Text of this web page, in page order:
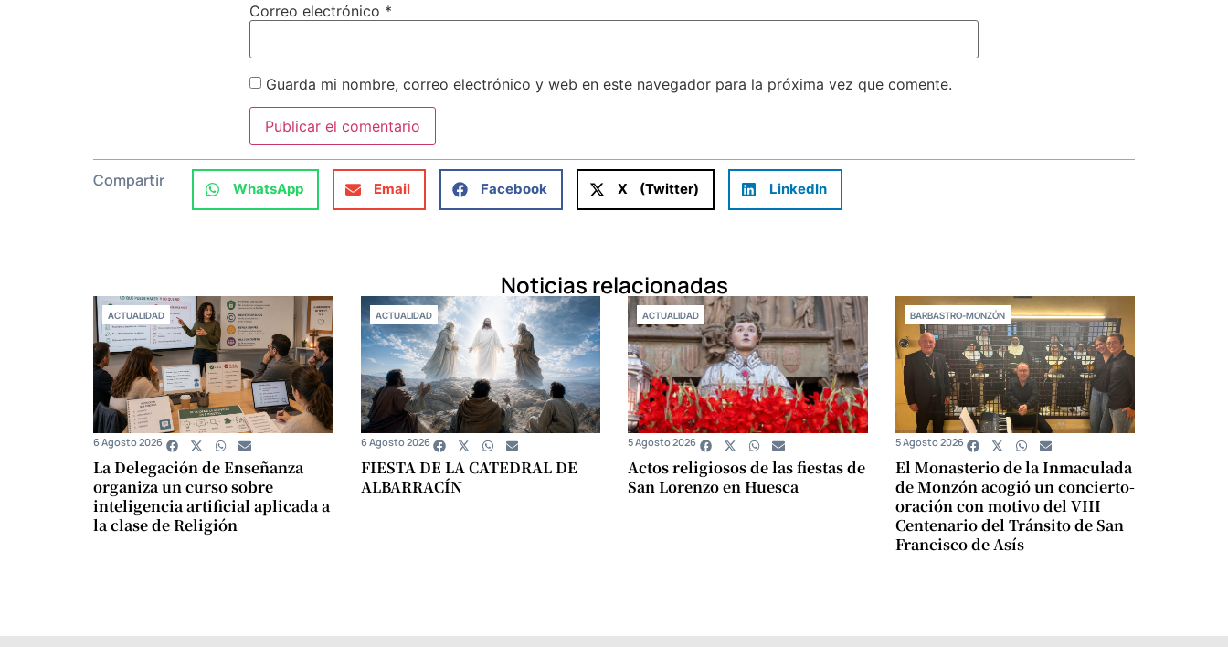
Correo electrónico *
Guarda mi nombre, correo electrónico y web en este navegador para la próxima vez que comente.
Compartir WhatsApp Email Facebook X (Twitter) LinkedIn
Noticias relacionadas
ACTUALIDAD
La Delegación de Enseñanza
organiza un curso sobre
inteligencia artificial aplicada a
la clase de Religión
6 Agosto 2026
ACTUALIDAD
FIESTA DE LA CATEDRAL DE
ALBARRACÍN
6 Agosto 2026
ACTUALIDAD
Actos religiosos de las fiestas de
San Lorenzo en Huesca
5 Agosto 2026
BARBASTRO-MONZÓN
El Monasterio de la Inmaculada
de Monzón acogió un concierto-
oración con motivo del VIII
Centenario del Tránsito de San
Francisco de Asís
5 Agosto 2026